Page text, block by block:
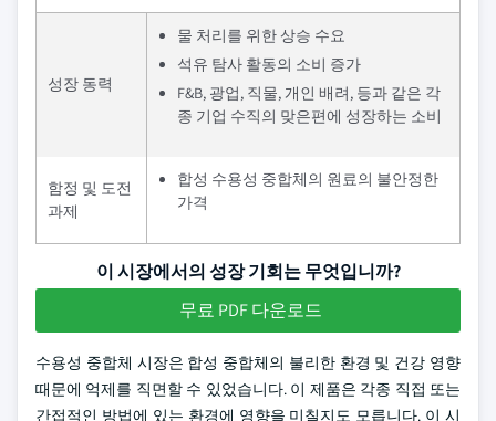
성장 동력
물 처리를 위한 상승 수요
석유 탐사 활동의 소비 증가
F&B, 광업, 직물, 개인 배려, 등과 같은 각
종 기업 수직의 맞은편에 성장하는 소비
함정 및 도전
과제
합성 수용성 중합체의 원료의 불안정한
가격
이 시장에서의 성장 기회는 무엇입니까?
무료 PDF 다운로드
수용성 중합체 시장은 합성 중합체의 불리한 환경 및 건강 영향
때문에 억제를 직면할 수 있었습니다. 이 제품은 각종 직접 또는
간접적인 방법에 있는 환경에 영향을 미칠지도 모릅니다. 이 시